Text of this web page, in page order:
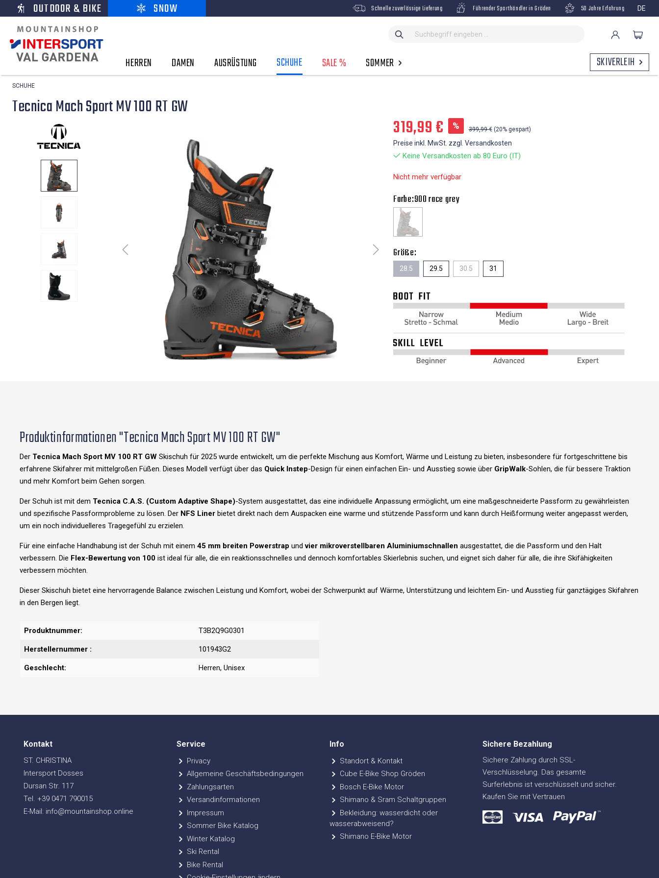
OUTDOOR & BIKE SNOW Schnelle zuverlässige Lieferung Führender Sporthändler in Gröden 50 Jahre Erfahrung DE
HERREN DAMEN AUSRÜSTUNG SCHUHE SALE % SOMMER SKIVERLEIH
SCHUHE
Tecnica Mach Sport MV 100 RT GW
319,99 € % 399,99 € (20% gespart)
Preise inkl. MwSt. zzgl. Versandkosten
Keine Versandkosten ab 80 Euro (IT)
Nicht mehr verfügbar
Farbe:900 race grey
Größe:
28.5 29.5 30.5 31
Produktinformationen "Tecnica Mach Sport MV 100 RT GW"
Der Tecnica Mach Sport MV 100 RT GW Skischuh für 2025 wurde entwickelt, um die perfekte Mischung aus Komfort, Wärme und Leistung zu bieten, insbesondere für fortgeschrittene bis
erfahrene Skifahrer mit mittelgroßen Füßen. Dieses Modell verfügt über das Quick Instep-Design für einen einfachen Ein- und Ausstieg sowie über GripWalk-Sohlen, die für bessere Traktion
und mehr Komfort beim Gehen sorgen.
Der Schuh ist mit dem Tecnica C.A.S. (Custom Adaptive Shape)-System ausgestattet, das eine individuelle Anpassung ermöglicht, um eine maßgeschneiderte Passform zu gewährleisten
und spezifische Passformprobleme zu lösen. Der NFS Liner bietet direkt nach dem Auspacken eine warme und stützende Passform und kann durch Heißformung weiter angepasst werden,
um ein noch individuelleres Tragegefühl zu erzielen.
Für eine einfache Handhabung ist der Schuh mit einem 45 mm breiten Powerstrap und vier mikroverstellbaren Aluminiumschnallen ausgestattet, die die Passform und den Halt
verbessern. Die Flex-Bewertung von 100 ist ideal für alle, die ein reaktionsschnelles und dennoch komfortables Skierlebnis suchen, und eignet sich daher für alle, die ihre Skifähigkeiten
verbessern möchten.
Dieser Skischuh bietet eine hervorragende Balance zwischen Leistung und Komfort, wobei der Schwerpunkt auf Wärme, Unterstützung und leichtem Ein- und Ausstieg für ganztägiges Skifahren
in den Bergen liegt.
Produktnummer: T3B2Q9G0301
Herstellernummer : 101943G2
Geschlecht: Herren, Unisex
Kontakt
ST. CHRISTINA
Intersport Dosses
Dursan Str. 117
Tel. +39 0471 790015
E-Mail: info@mountainshop.online
Service
Privacy
Allgemeine Geschäftsbedingungen
Zahlungsarten
Versandinformationen
Impressum
Sommer Bike Katalog
Winter Katalog
Ski Rental
Bike Rental
Info
Standort & Kontakt
Cube E-Bike Shop Gröden
Bosch E-Bike Motor
Shimano & Sram Schaltgruppen
Bekleidung: wasserdicht oder
wasserabweisend?
Shimano E-Bike Motor
Sichere Bezahlung
Sichere Zahlung durch SSL-
Verschlüsselung. Das gesamte
Surferlebnis ist verschlüsselt und sicher.
Kaufen Sie mit Vertrauen